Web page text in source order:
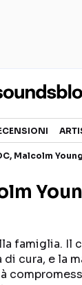
TESTI
TALENT
Malcolm
famiglia. Il
di cura, e la